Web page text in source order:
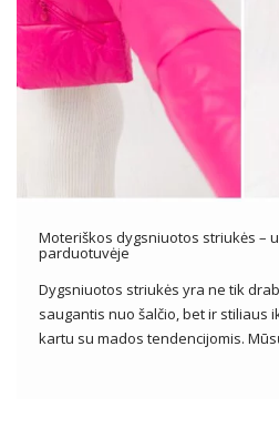
Moteriškos dygsniuotos striukės –
parduotuvėje
Dygsniuotos striukės yra ne tik
saugantis nuo šalčio, bet ir stiliaus
kartu su mados tendencijomis.